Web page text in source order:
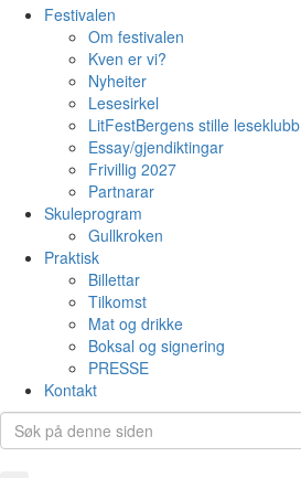
Festivalen
Om festivalen
Kven er vi?
Nyheiter
Lesesirkel
LitFestBergens stille leseklubb
Essay/gjendiktingar
Frivillig 2027
Partnarar
Skuleprogram
Gullkroken
Praktisk
Billettar
Tilkomst
Mat og drikke
Boksal og signering
PRESSE
Kontakt